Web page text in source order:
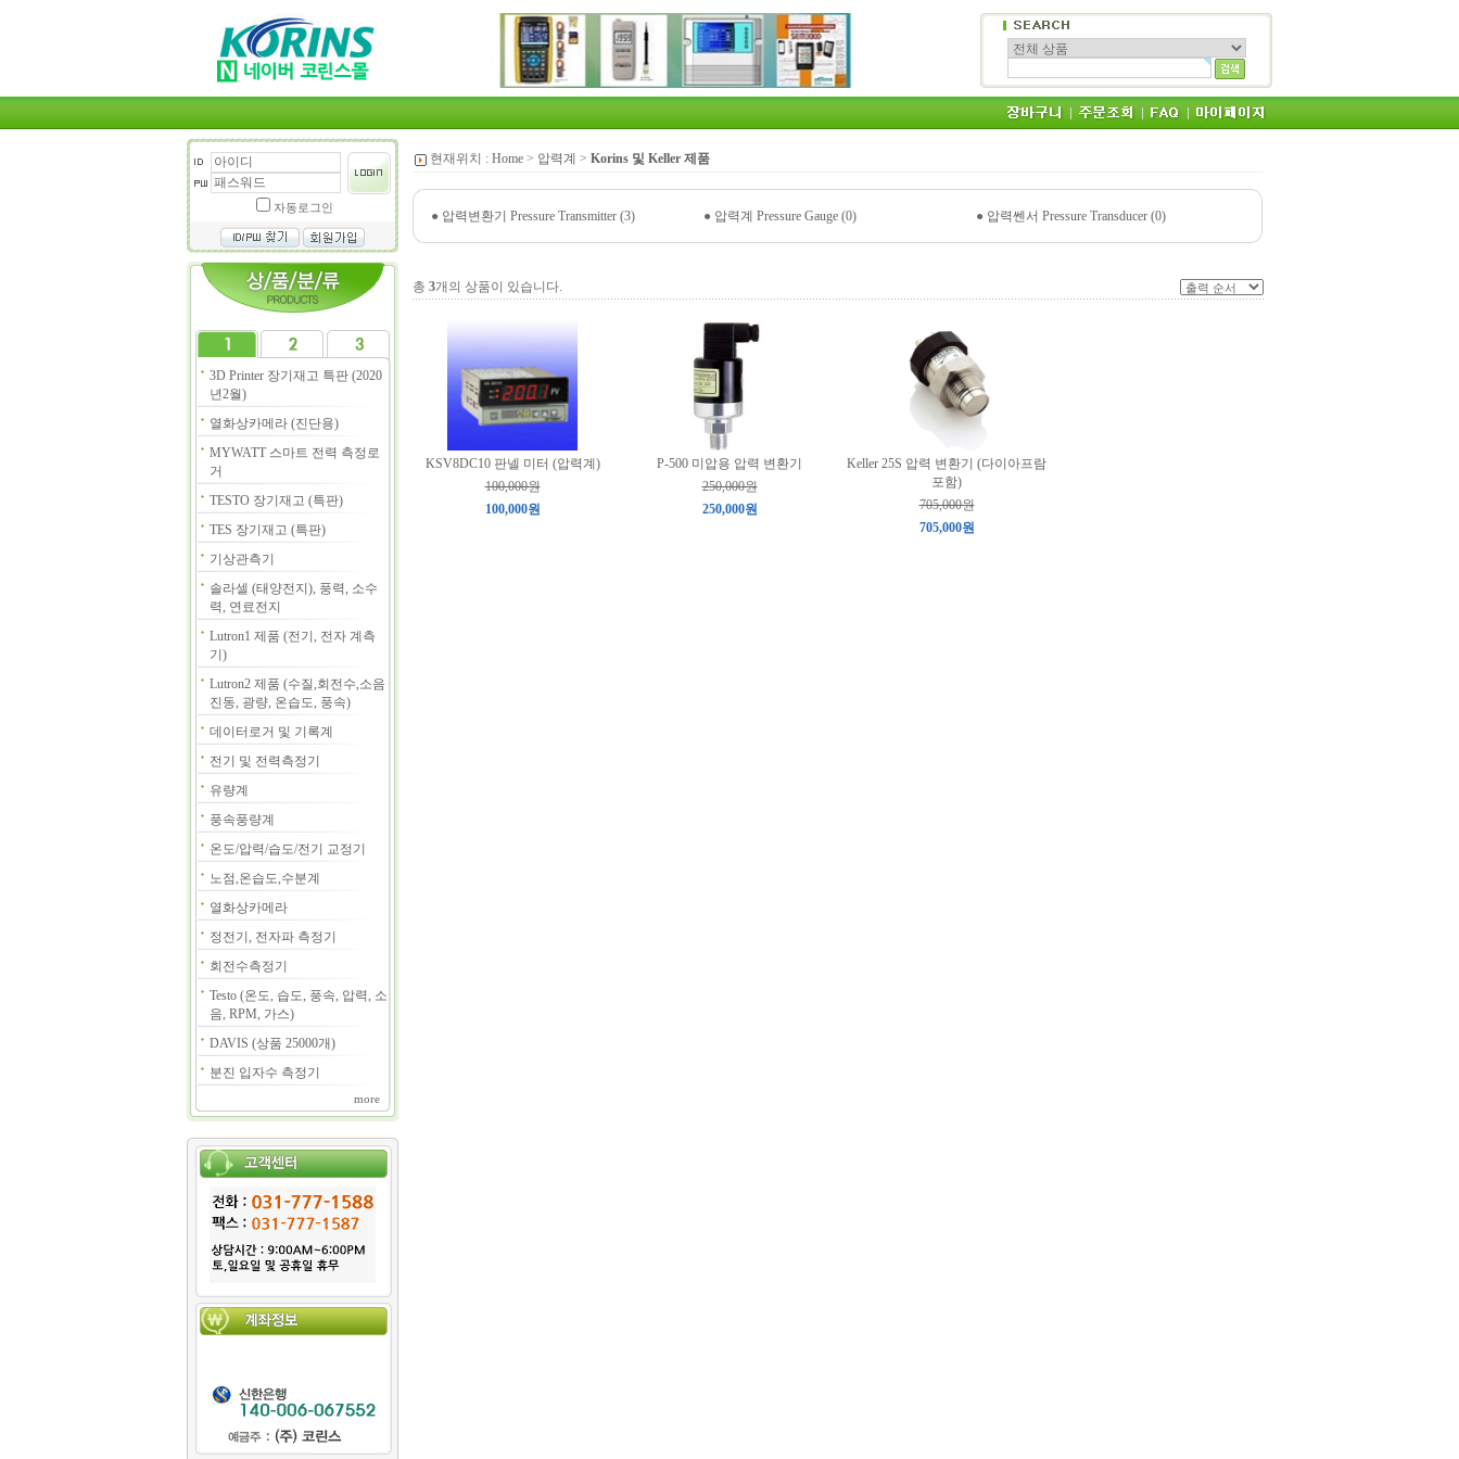
자동로그인
3D Printer 장기재고 특판 (2020
년2월)
열화상카메라 (진단용)
MYWATT 스마트 전력 측정로
거
TESTO 장기재고 (특판)
TES 장기재고 (특판)
기상관측기
솔라셀 (태양전지), 풍력, 소수
력, 연료전지
Lutron1 제품 (전기, 전자 계측
기)
Lutron2 제품 (수질,회전수,소음
진동, 광량, 온습도, 풍속)
데이터로거 및 기록계
전기 및 전력측정기
유량계
풍속풍량계
온도/압력/습도/전기 교정기
노점,온습도,수분계
열화상카메라
정전기, 전자파 측정기
회전수측정기
Testo (온도, 습도, 풍속, 압력, 소
음, RPM, 가스)
DAVIS (상품 25000개)
분진 입자수 측정기
more
현재위치 : Home > 압력계 > Korins 및 Keller 제품
● 압력변환기 Pressure Transmitter (3) ● 압력계 Pressure Gauge (0) ● 압력쎈서 Pressure Transducer (0)
총 3개의 상품이 있습니다.
KSV8DC10 판넬 미터 (압력계)
100,000원
100,000원
P-500 미압용 압력 변환기
250,000원
250,000원
Keller 25S 압력 변환기 (다이아프람
포함)
705,000원
705,000원